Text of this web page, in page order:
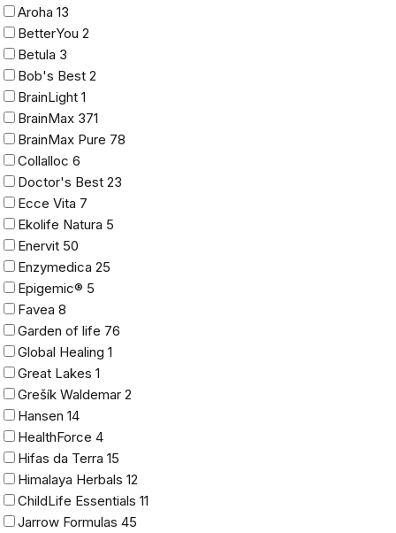
Aroha 13
BetterYou 2
Betula 3
Bob's Best 2
BrainLight 1
BrainMax 371
BrainMax Pure 78
Collalloc 6
Doctor's Best 23
Ecce Vita 7
Ekolife Natura 5
Enervit 50
Enzymedica 25
Epigemic® 5
Favea 8
Garden of life 76
Global Healing 1
Great Lakes 1
Grešík Waldemar 2
Hansen 14
HealthForce 4
Hifas da Terra 15
Himalaya Herbals 12
ChildLife Essentials 11
Jarrow Formulas 45